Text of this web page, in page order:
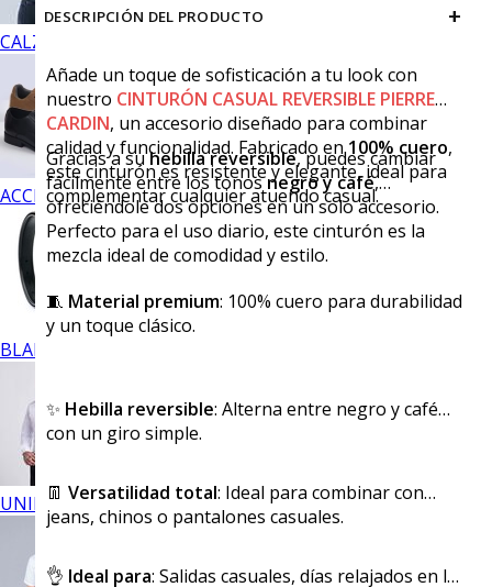
CALZADO
ACCESORIOS
BLANCOS
UNIFORMES
DESCRIPCIÓN DEL PRODUCTO +
Añade un toque de sofisticación a tu look con
nuestro CINTURÓN CASUAL REVERSIBLE PIERRE
CARDIN, un accesorio diseñado para combinar
calidad y funcionalidad. Fabricado en100% cuero,
este cinturón es resistente y elegante, ideal para
complementar cualquier atuendo casual.
Gracias a suhebilla reversible, puedes cambiar
fácilmente entre los tonosnegro y café,
ofreciéndole dos opciones en un solo accesorio.
Perfecto para el uso diario, este cinturón es la
mezcla ideal de comodidad y estilo.
🧵 Material premium: 100% cuero para durabilidad
y un toque clásico.
✨ Hebilla reversible: Alterna entre negro y café
con un giro simple.
👖 Versatilidad total: Ideal para combinar con
jeans, chinos o pantalones casuales.
👌 Ideal para: Salidas casuales, días relajados en la